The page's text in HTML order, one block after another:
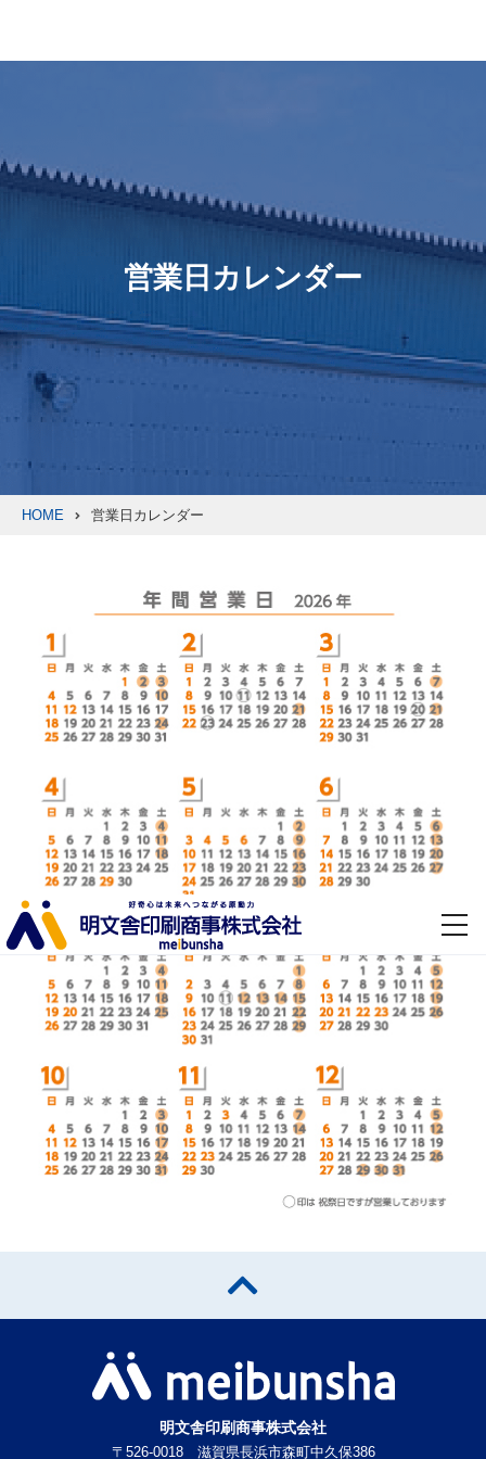
営業日カレンダー
HOME 営業日カレンダー
明文舎印刷商事株式会社
〒526-0018 滋賀県長浜市森町中久保386